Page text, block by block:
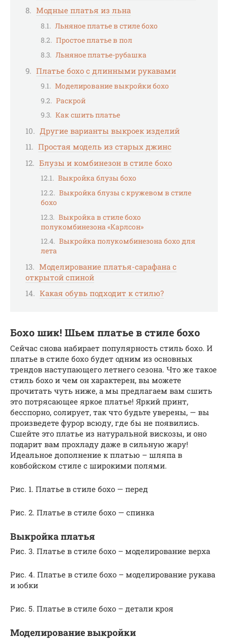
Модные платья из льна
Льняное платье в стиле бохо
Простое платье в пол
Льняное платье-рубашка
Платье бохо с длинными рукавами
Моделирование выкройки бохо
Раскрой
Как сшить платье
Другие варианты выкроек изделий
Простая модель из старых джинс
Блузы и комбинезон в стиле бохо
Выкройка блузы бохо
Выкройка блузы с кружевом в стиле
бохо
Выкройка в стиле бохо
полукомбинезона «Карлсон»
Выкройка полукомбинезона бохо для
лета
Моделирование платья-сарафана с
открытой спиной
Какая обувь подходит к стилю?
Бохо шик! Шьем платье в стиле бохо
Сейчас снова набирает популярность стиль бохо. И
платье в стиле бохо будет одним из основных
трендов наступающего летнего сезона. Что же такое
стиль бохо и чем он характерен, вы можете
прочитать чуть ниже, а мы предлагаем вам сшить
это потрясающее яркое платье! Яркий принт,
бесспорно, солирует, так что будьте уверены, — вы
произведете фурор всюду, где бы не появились.
Сшейте это платье из натуральной вискозы, и оно
подарит вам прохладу даже в сильную жару!
Идеальное дополнение к платью – шляпа в
ковбойском стиле с широкими полями.
Рис. 1. Платье в стиле бохо — перед
Рис. 2. Платье в стиле бохо — спинка
Выкройка платья
Рис. 3. Платье в стиле бохо – моделирование верха
Рис. 4. Платье в стиле бохо – моделирование рукава
и юбки
Рис. 5. Платье в стиле бохо – детали кроя
Моделирование выкройки